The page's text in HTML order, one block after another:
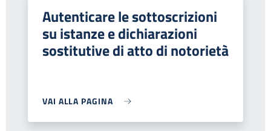
Autenticare le sottoscrizioni
su istanze e dichiarazioni
sostitutive di atto di notorietà
VAI ALLA PAGINA